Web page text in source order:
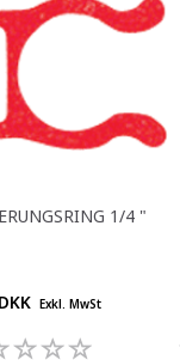
1/4 "
Exkl. MwSt